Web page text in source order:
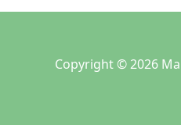
Copyright © 2026